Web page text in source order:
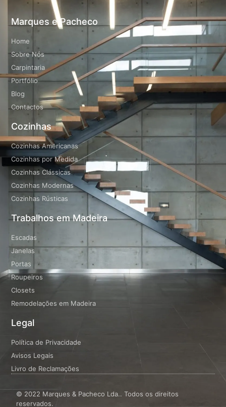
Marques e Pacheco
Home
Sobre Nós
Carpintaria
Portfólio
Blog
Contactos
Cozinhas
Cozinhas Americanas
Cozinhas por Medida
Cozinhas Clássicas
Cozinhas Modernas
Cozinhas Rústicas
Trabalhos em Madeira
Escadas
Janelas
Portas
Roupeiros
Closets
Remodelações em Madeira
Legal
Política de Privacidade
Avisos Legais
Livro de Reclamações
© 2022 Marques & Pacheco Lda.. Todos os direitos
reservados.